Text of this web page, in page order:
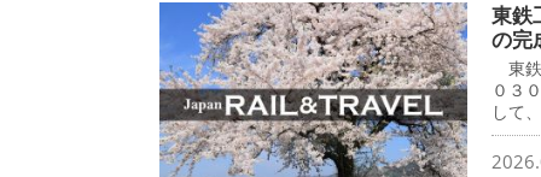
東鉄
の完
東
０３
して